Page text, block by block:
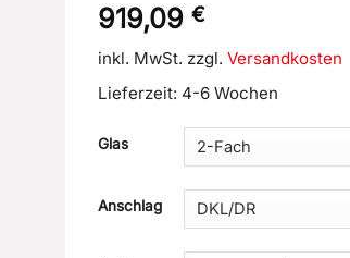
919,09 €
inkl. MwSt. zzgl. Versandkosten
Lieferzeit: 4-6 Wochen
Glas
Anschlag